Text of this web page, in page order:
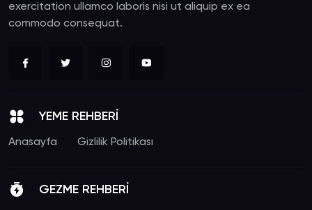
exercitation ullamco laboris nisi ut aliquip ex ea
commodo consequat.
YEME REHBERİ
Anasayfa Gizlilik Politikası
GEZME REHBERİ